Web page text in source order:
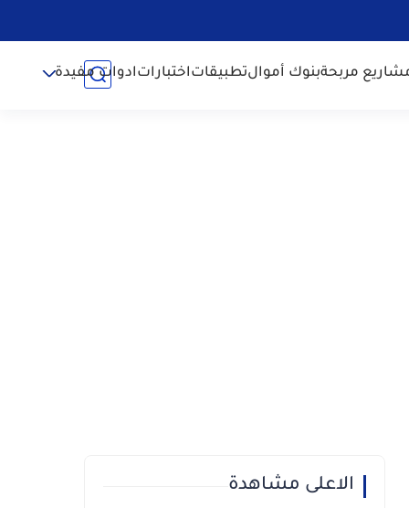
مربحةبنوك أموالتطبيقاتاختباراتادوات مفيدة
الاعلى مشاهدة